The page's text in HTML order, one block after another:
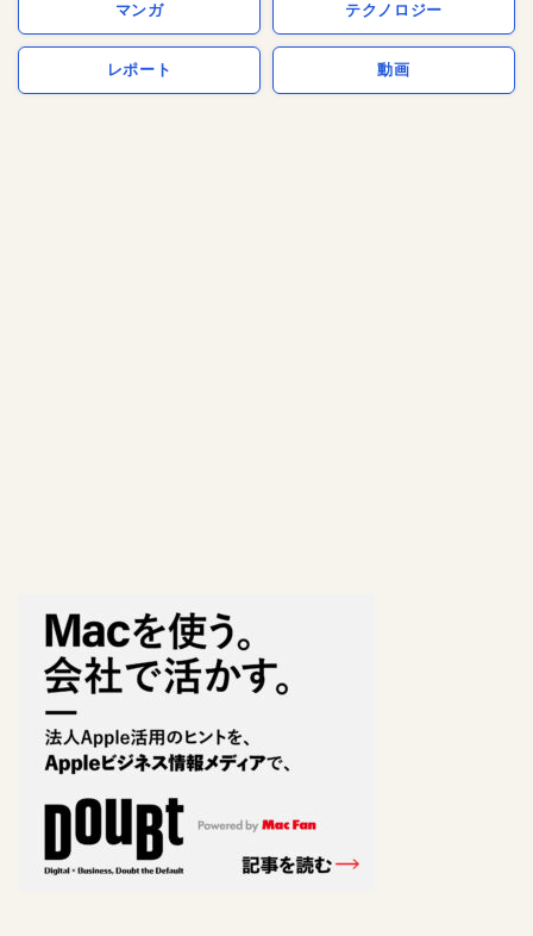
マンガ テクノロジー
レポート 動画